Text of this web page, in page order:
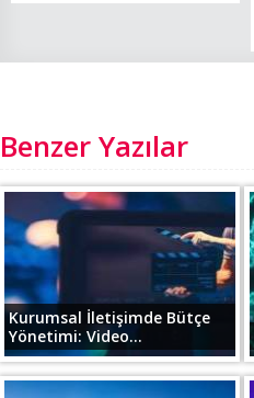
Benzer Yazılar
Kurumsal İletişimde Bütçe
Yönetimi: Video...